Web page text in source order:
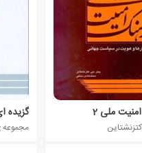
ملی 2 گزیده
مجموعه